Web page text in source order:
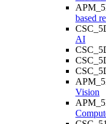
based
AI
Vision